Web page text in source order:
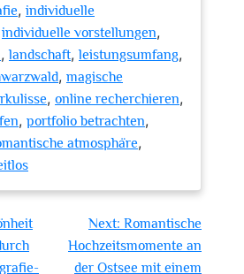
, individuelle
individuelle vorstellungen,
,landschaft,leistungsumfang,
, magische
, online recherchieren,
, portfolio betrachten,
atmosphäre,
Next: Romantische
Hochzeitsmomente an
der Ostsee mit einem